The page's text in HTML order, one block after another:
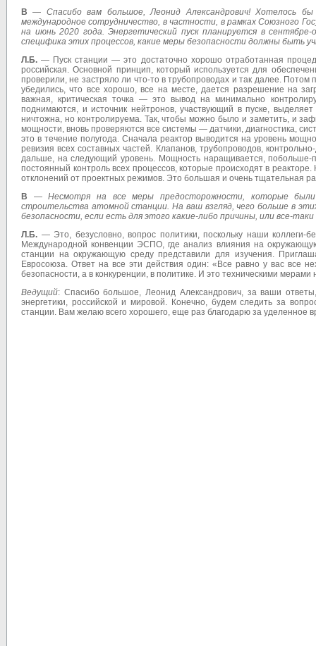
В — Спасибо вам большое, Леонид Александрович! Хотелось
международное сотрудничество, в частности, в рамках Союзного
на июнь 2020 года. Энергетический пуск планируется в
специфика этих процессов, какие меры безопасности должны быть
Л.Б. — Пуск станции — это достаточно хорошо отработанная
российская. Основной принцип, который используется для
проверили, не застряло ли что-то в трубопроводах и так далее. Потом
убедились, что все хорошо, все на месте, дается разрешение на
важная, критическая точка — это вывод на минимально
поднимаются, и источник нейтронов, участвующий в пуске,
ничтожна, но контролируема. Так, чтобы можно было и заметить, и
мощности, вновь проверяются все системы — датчики, диагностика,
это в течение полугода. Сначала реактор выводится на уровень
ревизия всех составных частей. Клапанов, трубопроводов,
дальше, на следующий уровень. Мощность наращивается, побольше-
постоянный контроль всех процессов, которые происходят в
отклонений от проектных режимов. Это большая и очень тщательная
В —Несмотря на все меры предосторожности, которые
строительства атомной станции. На ваш взгляд, чего больше в
безопасности, если есть для этого какие-либо причины, или все-
Л.Б. — Это, безусловно, вопрос политики, поскольку наши
Международной конвенции ЭСПО, где анализ влияния на
станции на окружающую среду представили для изучения.
Евросоюза. Ответ на все эти действия один: «Все равно у вас все
безопасности, а в конкуренции, в политике. И это техническими мерами
Ведущий: Спасибо большое, Леонид Александрович, за ваши
энергетики, российской и мировой. Конечно, будем следить за
станции. Вам желаю всего хорошего, еще раз благодарю за уделенное